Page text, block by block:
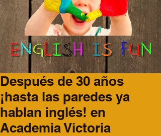
Después de 30 años
¡hasta las paredes ya
hablan inglés! en
Academia Victoria